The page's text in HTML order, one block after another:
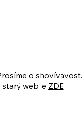
A jestli
sdílení. ☺️
o shovívavost.
web je ZDE